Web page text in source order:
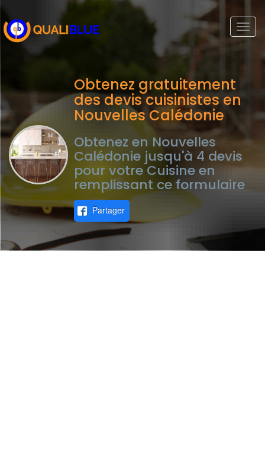
Obtenez gratuitement
des devis cuisinistes en
Nouvelles Calédonie
Obtenez en Nouvelles
Calédonie jusqu'à 4 devis
pour votre Cuisine en
remplissant ce formulaire
Partager